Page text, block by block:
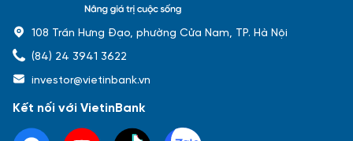
108 Trần Hưng Đạo, phường Cửa Nam, TP. Hà Nội
(84) 24 3941 3622
investor@vietinbank.vn
Kết nối với VietinBank